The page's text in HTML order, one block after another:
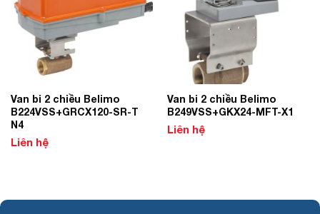
Van bi 2 chiều Belimo
B224VSS+GRCX120-SR-T
N4
Liên hệ
Van bi 2 chiều Belimo
B249VSS+GKX24-MFT-X1
Liên hệ